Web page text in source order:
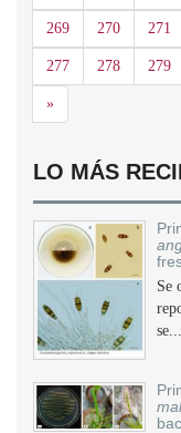
269 270 271
277 278 279
»Siguiente
LO MÁS
Se
se...